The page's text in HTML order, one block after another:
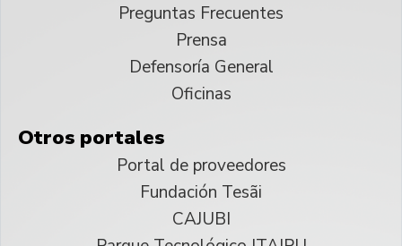
Preguntas Frecuentes
Prensa
Defensoría General
Oficinas
Otros portales
Portal de proveedores
Fundación Tesãi
CAJUBI